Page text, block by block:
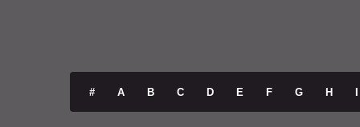
# A B C D E F G H